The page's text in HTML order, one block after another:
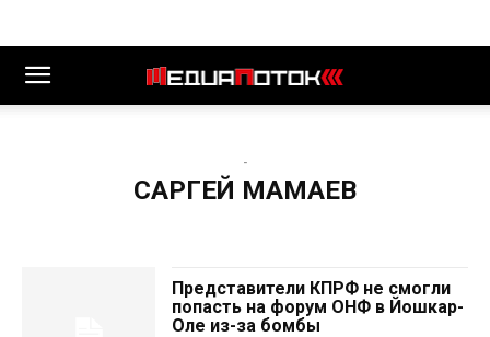
-
САРГЕЙ МАМАЕВ
Представители КПРФ не смогли
попасть на форум ОНФ в Йошкар-
Оле из-за бомбы